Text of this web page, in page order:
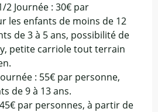
2 Journée : 30€ par
les enfants de moins de 12
de 3 à 5 ans, possibilité de
petite carriole tout terrain
: 55€ par personne,
de 9 à 13 ans.
par personnes, à partir de